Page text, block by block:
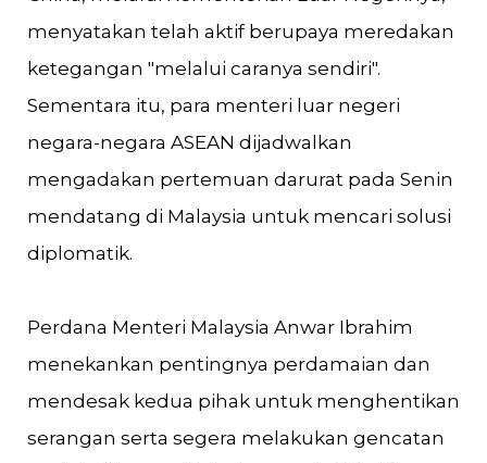
menyatakan telah aktif berupaya meredakan
ketegangan "melalui caranya sendiri".
Sementara itu, para menteri luar negeri
negara-negara ASEAN dijadwalkan
mengadakan pertemuan darurat pada Senin
mendatang di Malaysia untuk mencari solusi
diplomatik.
Perdana Menteri Malaysia Anwar Ibrahim
menekankan pentingnya perdamaian dan
mendesak kedua pihak untuk menghentikan
serangan serta segera melakukan gencatan